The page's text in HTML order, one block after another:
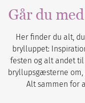
Går du
Her finder du alt,
brylluppet:
festen og alt andet til
bryllupsgæsterne om,
Alt sammen for